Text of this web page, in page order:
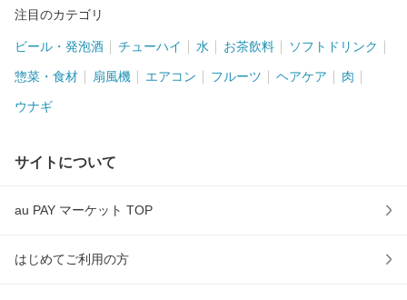
注目のカテゴリ
ビール・発泡酒 チューハイ 水 お茶飲料 ソフトドリンク
惣菜・食材 扇風機 エアコン フルーツ ヘアケア 肉
ウナギ
サイトについて
au PAY マーケット TOP
はじめてご利用の方